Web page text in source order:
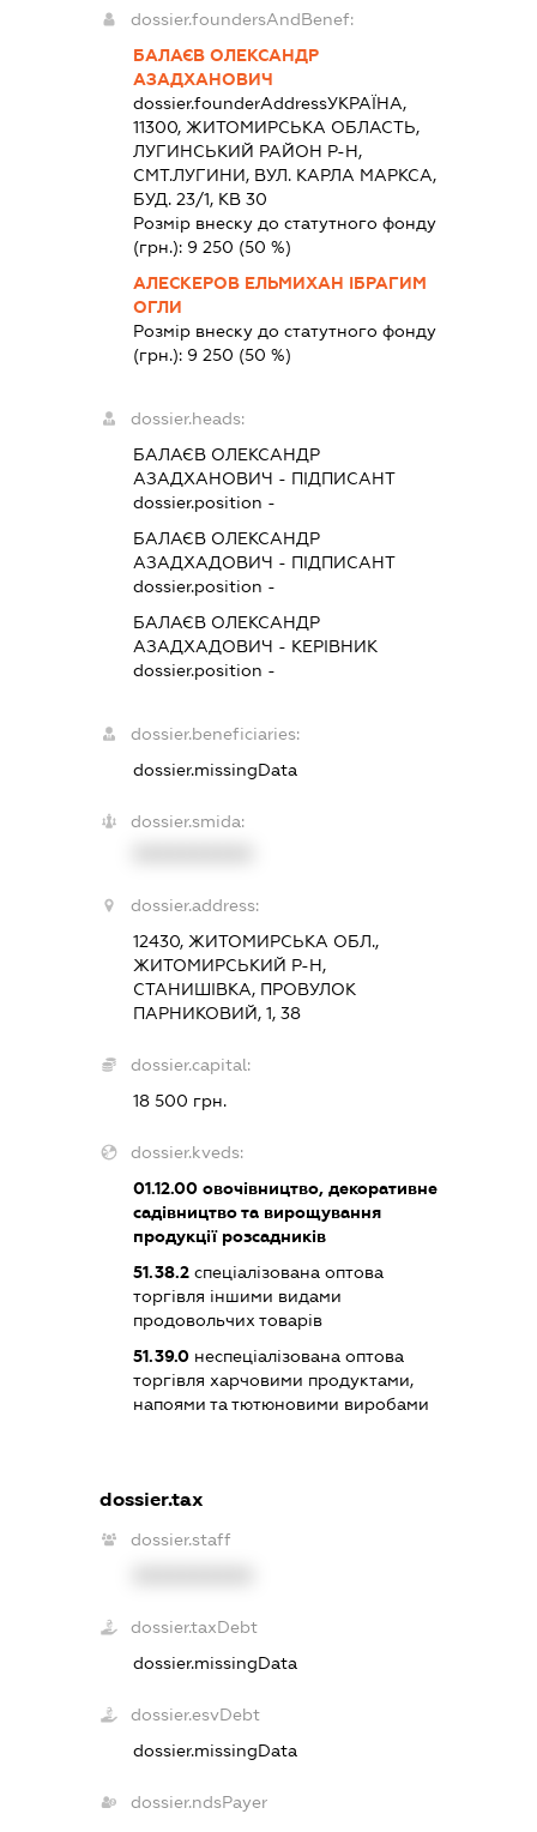
dossier.foundersAndBenef:
БАЛАЄВ ОЛЕКСАНДР
АЗАДХАНОВИЧ
dossier.founderAddressУКРАЇНА,
11300, ЖИТОМИРСЬКА ОБЛАСТЬ,
ЛУГИНСЬКИЙ РАЙОН Р-Н,
СМТ.ЛУГИНИ, ВУЛ. КАРЛА МАРКСА,
БУД. 23/1, КВ 30
Розмір внеску до статутного фонду
(грн.): 9 250 (50 %)
АЛЕСКЕРОВ ЕЛЬМИХАН ІБРАГИМ
ОГЛИ
Розмір внеску до статутного фонду
(грн.): 9 250 (50 %)
dossier.heads:
БАЛАЄВ ОЛЕКСАНДР
АЗАДХАНОВИЧ - ПІДПИСАНТ
dossier.position -
БАЛАЄВ ОЛЕКСАНДР
АЗАДХАДОВИЧ - ПІДПИСАНТ
dossier.position -
БАЛАЄВ ОЛЕКСАНДР
АЗАДХАДОВИЧ - КЕРІВНИК
dossier.position -
dossier.beneficiaries:
dossier.missingData
dossier.smida:
dossier.address:
12430, ЖИТОМИРСЬКА ОБЛ.,
ЖИТОМИРСЬКИЙ Р-Н,
СТАНИШІВКА, ПРОВУЛОК
ПАРНИКОВИЙ, 1, 38
dossier.capital:
18 500 грн.
dossier.kveds:
01.12.00овочівництво, декоративне
садівництво та вирощування
продукції розсадників
51.38.2спеціалізована оптова
торгівля іншими видами
продовольчих товарів
51.39.0неспеціалізована оптова
торгівля харчовими продуктами,
напоями та тютюновими виробами
dossier.tax
dossier.staff
dossier.taxDebt
dossier.missingData
dossier.esvDebt
dossier.missingData
dossier.ndsPayer